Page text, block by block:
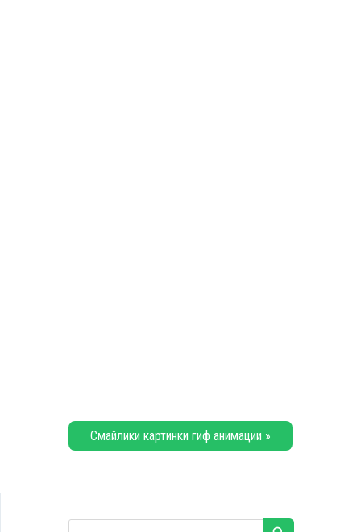
Смайлики картинки гиф анимации »